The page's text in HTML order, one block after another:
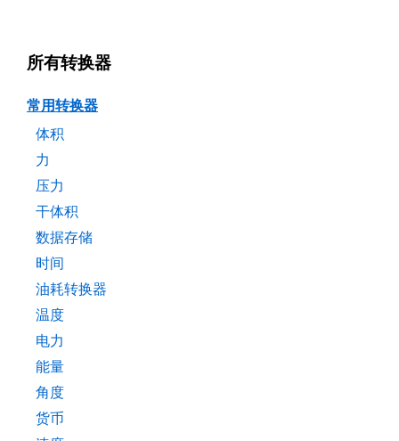
所有转换器
常用转换器
体积
力
压力
干体积
数据存储
时间
油耗转换器
温度
电力
能量
角度
货币